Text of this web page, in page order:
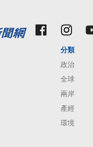
分類
政治
全球
兩岸
產經
環境